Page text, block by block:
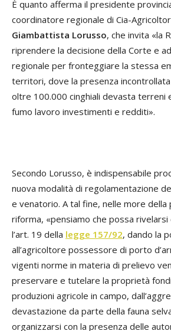
È quanto afferma il presidente
coordinatore regionale di Cia-
Giambattista Lorusso, che invita «la
riprendere la decisione della Corte e
regionale per fronteggiare la stessa
territori, dove la presenza
oltre 100.000 cinghiali devasta terreni
fumo lavoro investimenti e redditi».
Secondo Lorusso, è indispensabile
nuova modalità di regolamentazione
e venatorio. A tal fine, nelle more della
riforma, «pensiamo che possa
l’art. 19 della legge 157/92, dando la
all’agricoltore possessore di porto
vigenti norme in materia di prelievo
preservare e tutelare la proprietà
produzioni agricole in campo,
devastazione da parte della fauna
organizzarsi con la presenza delle